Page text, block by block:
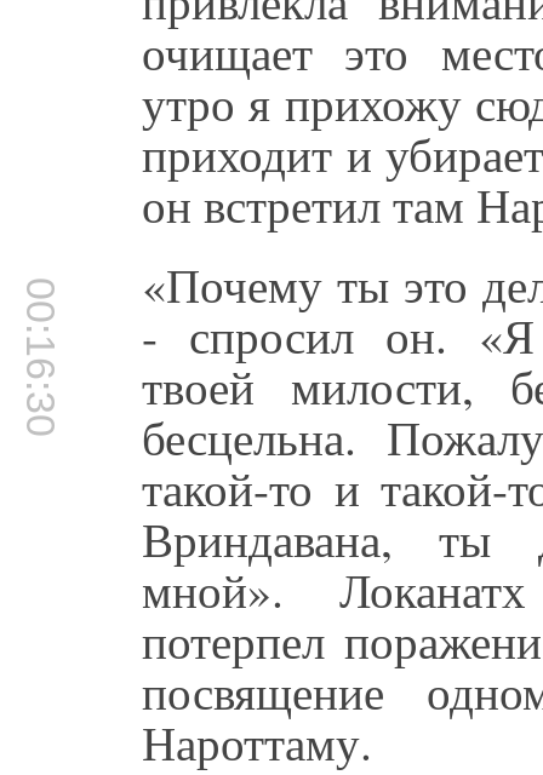
очищает это
утро я прихожу
приходит и
он встретил там
00:16:30 «Почему ты это
- спросил он. «Я
твоей милости,
бесцельна.
такой-то и
Вриндавана, ты
мной».
потерпел
посвящение
Нароттаму.